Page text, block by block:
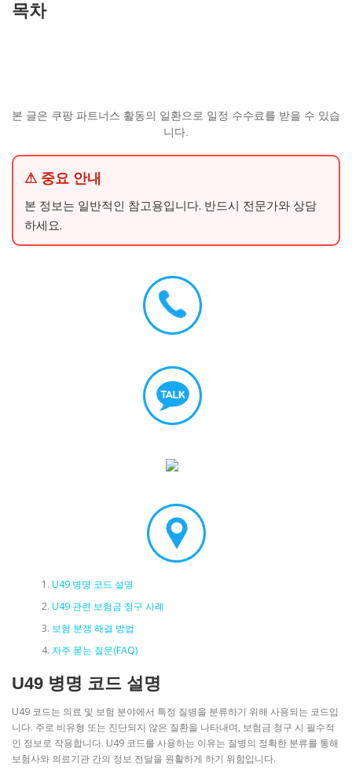
목차
본 글은 쿠팡 파트너스 활동의 일환으로 일정 수수료를 받을 수 있습
니다.
⚠ 중요 안내
본 정보는 일반적인 참고용입니다. 반드시 전문가와 상담
하세요.
U49 병명 코드 설명
U49 관련 보험금 청구 사례
보험 분쟁 해결 방법
자주 묻는 질문(FAQ)
U49 병명 코드 설명
U49 코드는 의료 및 보험 분야에서 특정 질병을 분류하기 위해 사용되는 코드입
니다. 주로 비유형 또는 진단되지 않은 질환을 나타내며, 보험금 청구 시 필수적
인 정보로 작용합니다. U49 코드를 사용하는 이유는 질병의 정확한 분류를 통해
보험사와 의료기관 간의 정보 전달을 원활하게 하기 위함입니다.